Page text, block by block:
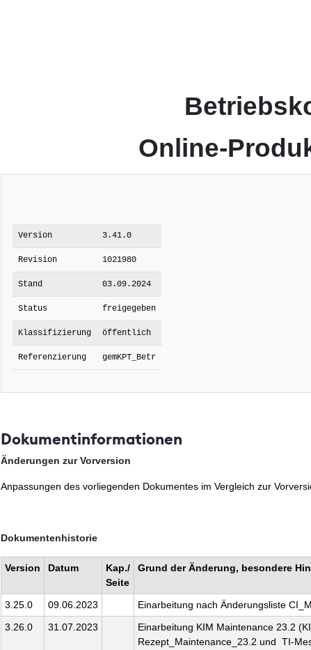
Online-
Version 3.41.0
Revision 1021980
Stand 03.09.2024
Status freigegeben
Klassifizierung öffentlich
Referenzierung gemKPT_Betr
Dokumentinformationen
Änderungen zur Vorversion
Anpassungen des vorliegenden Dokumentes im Vergleich zur
Dokumentenhistorie
Version Datum
Kap./
Seite
Grund der Änderung, besondere
3.25.0 09.06.2023 Einarbeitung nach Änderungsliste
3.26.0
31.07.2023
Einarbeitung KIM Maintenance 23.2
Rezept_Maintenance_23.2 und TI-